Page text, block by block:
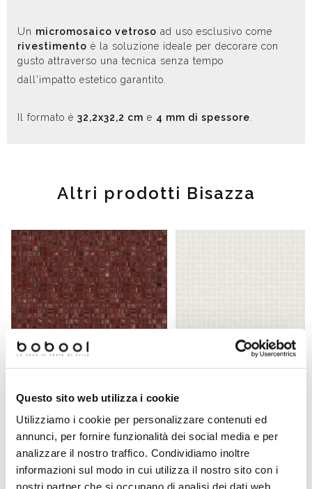
Questo sito web utilizza i cookie
Utilizziamo i cookie per personalizzare contenuti ed
annunci, per fornire funzionalità dei social media e per
analizzare il nostro traffico. Condividiamo inoltre
informazioni sul modo in cui utilizza il nostro sito con i
nostri partner che si occupano di analisi dei dati web,
Un micromosaico vetroso ad uso esclusivo come
rivestimento è la soluzione ideale per decorare con
gusto attraverso una tecnica senza tempo
dall'impatto estetico garantito.
Il formato è 32,2x32,2 cm e 4 mm di spessore
Altri prodotti Bisazza
Micromosaico di vetro ruggine
10.74 con kit installazione -
Gemme, Bisazza
Vetricolor 10, Bisazza